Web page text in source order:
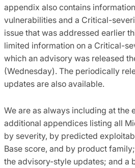
appendix also contains
vulnerabilities and a Critical-
issue that was addressed earlier
limited information on a Critical-
which an advisory was released
(Wednesday). The periodically
updates are also available.
We are as always including at the
additional appendices listing all
by severity, by predicted
Base score, and by product
the advisory-style updates; and a